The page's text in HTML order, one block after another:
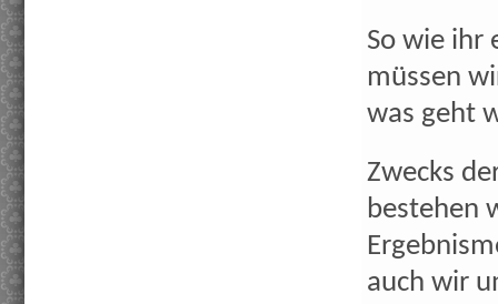
So wie ihr
müssen
was geht
Zwecks
bestehen
auch wir